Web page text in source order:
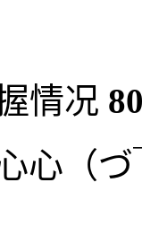
情况
心（